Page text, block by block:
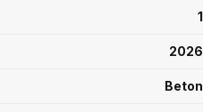
1
2026
Beton